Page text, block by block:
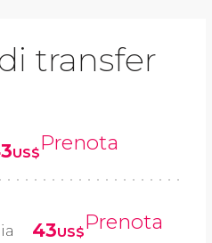
transfer
US$Prenota
43US$Prenota